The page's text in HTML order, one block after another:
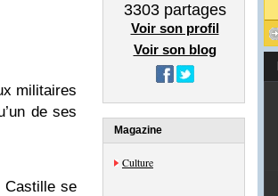
militaires
de ses
Castille se
3303partages
Voir son profil
Voir son blog
Magazine
Culture